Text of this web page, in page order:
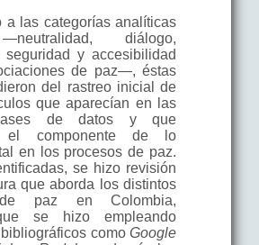
a las categorías analíticas
diálogo,
seguridad y accesibilidad
de paz—, éstas
del rastreo inicial de
que aparecían en las
de datos y que
el componente de lo
en los procesos de paz.
se hizo revisión
que aborda los distintos
de paz en Colombia,
se hizo empleando
bibliográficos comoGoogle